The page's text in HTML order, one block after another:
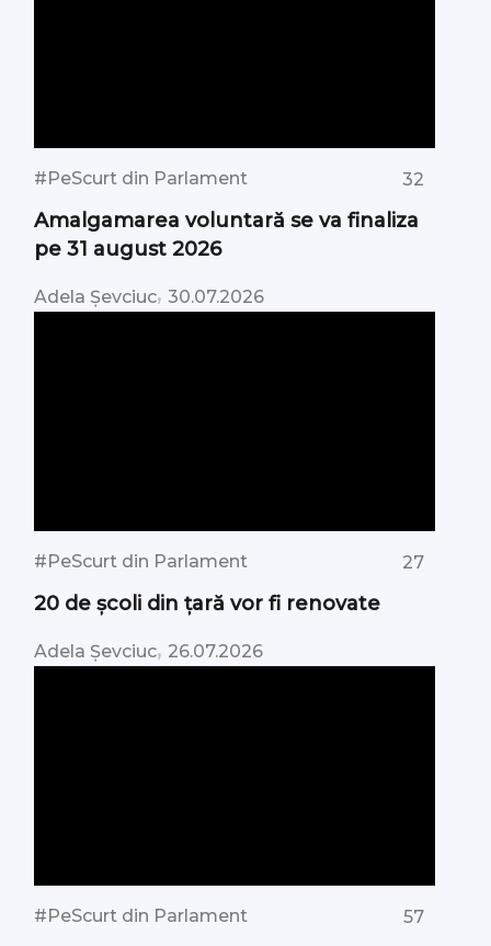
#PeScurt din Parlament 32
Amalgamarea voluntară se va finaliza
pe 31 august 2026
Adela Șevciuc, 30.07.2026
#PeScurt din Parlament 27
20 de școli din țară vor fi renovate
Adela Șevciuc, 26.07.2026
#PeScurt din Parlament 57